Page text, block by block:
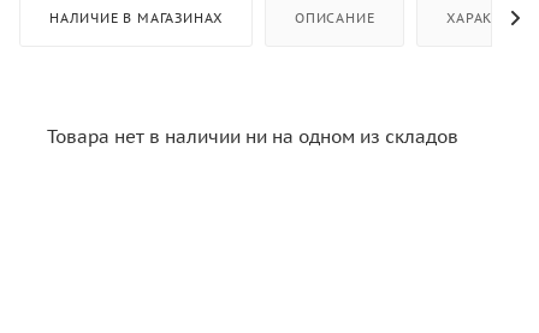
НАЛИЧИЕ В МАГАЗИНАХ ОПИСАНИЕ
Товара нет в наличии ни на одном из складов